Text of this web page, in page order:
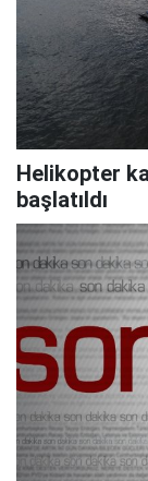
Helikopter
başlatıldı